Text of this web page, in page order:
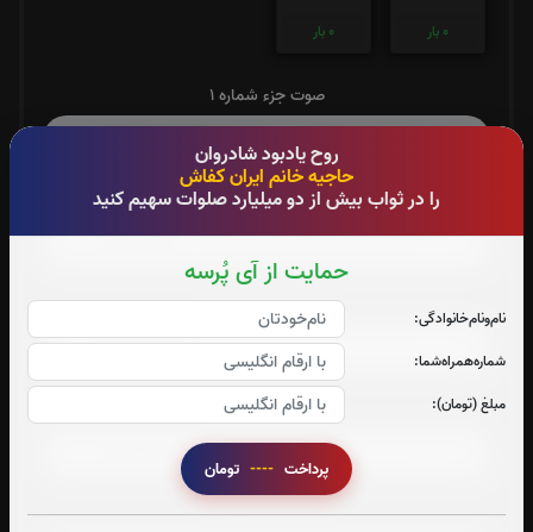
روح یادبود شادروان
حاجیه خانم ایران کفاش
را در ثواب بیش از دو میلیارد صلوات سهیم کنید
حمایت از آی پُرسه
نام‌و‌نام‌خانوادگی:
شماره‌همراه‌شما:
مبلغ (تومان):
پرداخت ----
0 بار
0 بار
صوت جزء شماره 1
صوت جزء شماره 2
صوت جزء شماره 3
صوت جزء شماره 4
صوت جزء شماره 5